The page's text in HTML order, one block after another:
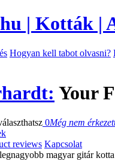
Hogyan kell tabot olvasni?
Your
0Még nem
reviews Kapcsolat
magyar gitár